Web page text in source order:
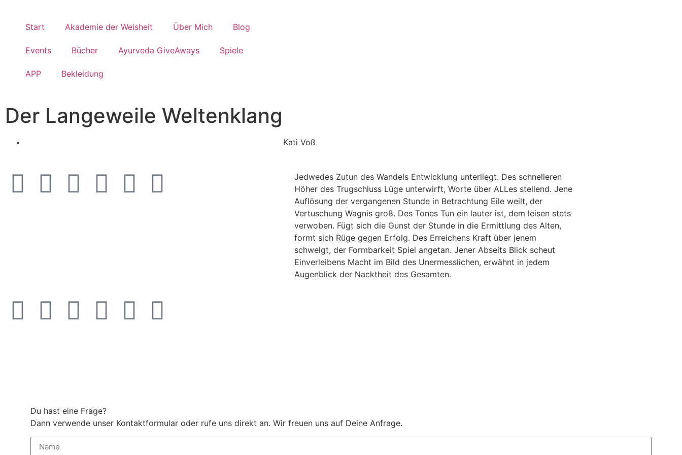
Start Akademie der Weisheit Über Mich Blog
Events Bücher Ayurveda GiveAways Spiele
APP Bekleidung
Der Langeweile Weltenklang
Kati Voß
Jedwedes Zutun des Wandels Entwicklung unterliegt. Des schnelleren
Höher des Trugschluss Lüge unterwirft, Worte über ALLes stellend. Jene
Auflösung der vergangenen Stunde in Betrachtung Eile weilt, der
Vertuschung Wagnis groß. Des Tones Tun ein lauter ist, dem leisen stets
verwoben. Fügt sich die Gunst der Stunde in die Ermittlung des Alten,
formt sich Rüge gegen Erfolg. Des Erreichens Kraft über jenem
schwelgt, der Formbarkeit Spiel angetan. Jener Abseits Blick scheut
Einverleibens Macht im Bild des Unermesslichen, erwähnt in jedem
Augenblick der Nacktheit des Gesamten.
Du hast eine Frage?
Dann verwende unser Kontaktformular oder rufe uns direkt an. Wir freuen uns auf Deine Anfrage.